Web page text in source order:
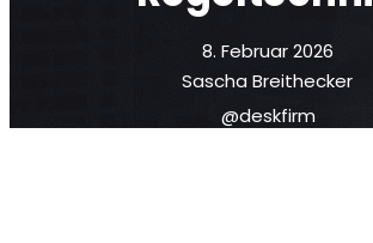
8. Februar 2026
Sascha Breithecker
@deskfirm